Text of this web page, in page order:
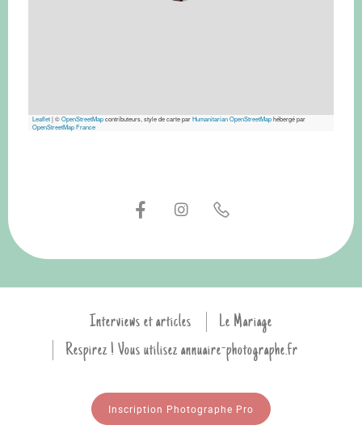
Leaflet|©OpenStreetMapcontributeurs, style de carte parHumanitarian OpenStreetMaphébergé par
OpenStreetMap France
Interviews et articles
Le Mariage
Respirez ! Vous utilisez annuaire-photographe.fr
Inscription Photographe Pro